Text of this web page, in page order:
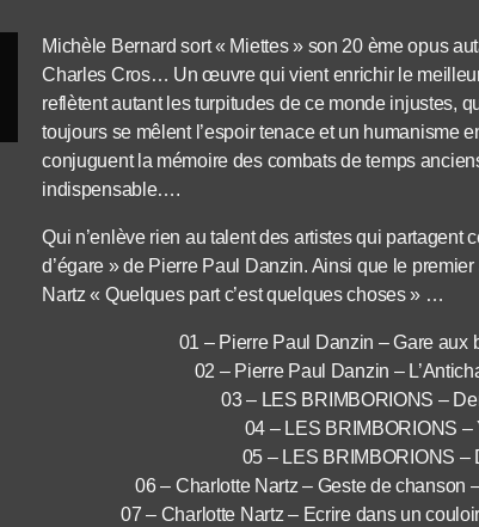
Michèle Bernard sort « Miettes » son 20 ème opus
Charles Cros… Un œuvre qui vient enrichir le
reflètent autant les turpitudes de ce monde injustes,
toujours se mêlent l’espoir tenace et un humanisme
conjuguent la mémoire des combats de temps
indispensable….
Qui n’enlève rien au talent des artistes qui partagent
d’égare » de Pierre Paul Danzin. Ainsi que le
Nartz « Quelques part c’est quelques choses » …
01 – Pierre Paul Danzin – Gare aux
02 – Pierre Paul Danzin –
03 – LES BRIMBORIONS –
04 – LES BRIMBORIONS –
05 – LES BRIMBORIONS –
06 – Charlotte Nartz – Geste de chanson
07 – Charlotte Nartz – Ecrire dans un